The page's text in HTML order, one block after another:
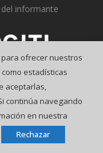
del informante
ofrecer nuestros
estadísticas
aceptarlas,
continúa navegando
en nuestra
Rechazar